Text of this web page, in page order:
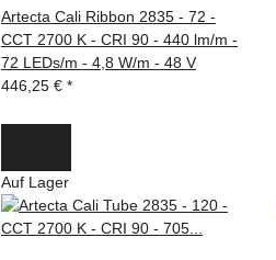
Artecta Cali Ribbon 2835 - 72 -
CCT 2700 K - CRI 90 - 440 lm/m -
72 LEDs/m - 4,8 W/m - 48 V
446,25 € *
Auf Lager